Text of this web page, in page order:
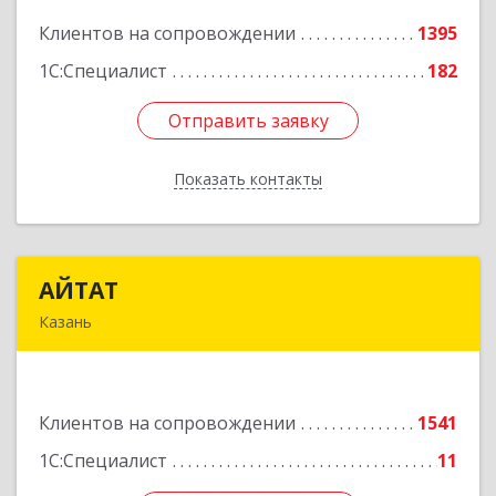
Клиентов на сопровождении
1395
1С:Специалист
182
Отправить заявку
Показать контакты
Подробнее
Отправить заявку
Назад
АЙТАТ
Казань
Клиентов на сопровождении
1541
1С:Специалист
11
Подробнее